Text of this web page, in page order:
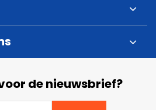
de nieuwsbrief?